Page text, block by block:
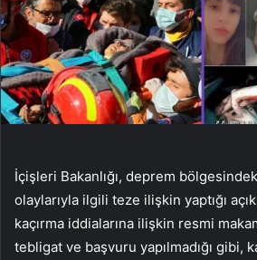
İçişleri Bakanlığı, deprem
olaylarıyla ilgili teze ilişkin yaptığı
kaçırma iddialarına ilişkin resmi
tebligat ve başvuru yapılmadığı gibi,